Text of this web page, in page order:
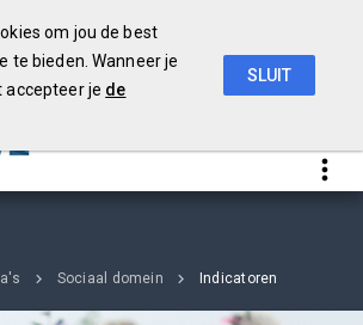
Sociaal domein Indicatoren
om jou de best
te bieden. Wanneer je
accepteer je de
SLUIT